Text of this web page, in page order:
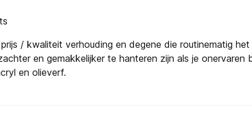
/ kwaliteit verhouding en degene die routinematig
en gemakkelijker te hanteren zijn als je
en olieverf.